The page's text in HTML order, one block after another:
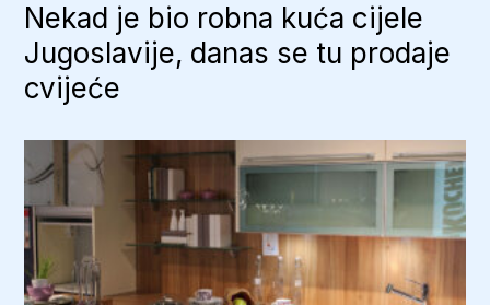
Nekad je bio robna kuća cijele
Jugoslavije, danas se tu prodaje
cvijeće